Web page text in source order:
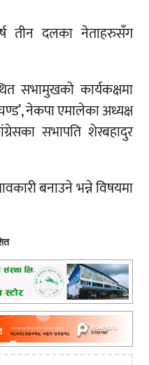
तीन दलका नेताहरुसँग
सभामुखको कार्यकक्षमा
नेकपा एमालेका अध्यक्ष
सभापति शेरबहादुर
बनाउने भन्ने विषयमा